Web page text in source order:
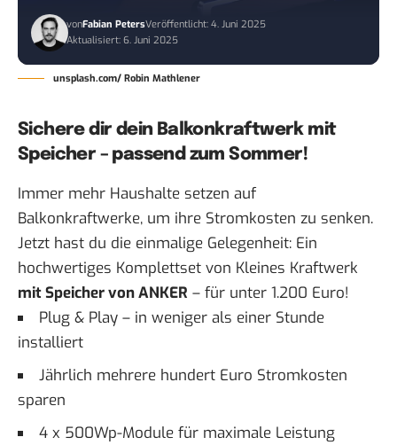
vonFabian PetersVeröffentlicht: 4. Juni 2025
Aktualisiert: 6. Juni 2025
unsplash.com/ Robin Mathlener
Sichere dir dein Balkonkraftwerk mit
Speicher – passend zum Sommer!
Immer mehr Haushalte setzen auf
Balkonkraftwerke, um ihre Stromkosten zu senken.
Jetzt hast du die einmalige Gelegenheit: Ein
hochwertiges Komplettset von Kleines Kraftwerk
mit Speicher von ANKER – für unter 1.200 Euro!
Plug & Play – in weniger als einer Stunde
installiert
Jährlich mehrere hundert Euro Stromkosten
sparen
4 x 500Wp-Module für maximale Leistung